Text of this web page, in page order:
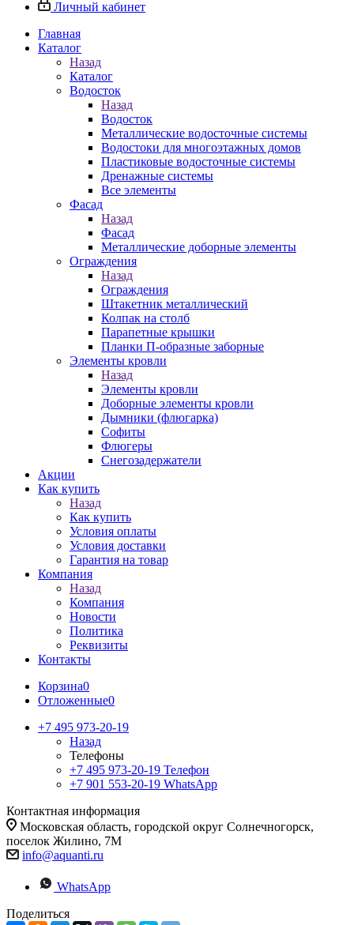
Личный кабинет
Главная
Каталог
Назад
Каталог
Водосток
Назад
Водосток
Металлические водосточные системы
Водостоки для многоэтажных домов
Пластиковые водосточные системы
Дренажные системы
Все элементы
Фасад
Назад
Фасад
Металлические доборные элементы
Ограждения
Назад
Ограждения
Штакетник металлический
Колпак на столб
Парапетные крышки
Планки П-образные заборные
Элементы кровли
Назад
Элементы кровли
Доборные элементы кровли
Дымники (флюгарка)
Софиты
Флюгеры
Снегозадержатели
Акции
Как купить
Назад
Как купить
Условия оплаты
Условия доставки
Гарантия на товар
Компания
Назад
Компания
Новости
Политика
Реквизиты
Контакты
Корзина0
Отложенные0
+7 495 973-20-19
Назад
Телефоны
+7 495 973-20-19 Телефон
+7 901 553-20-19 WhatsApp
Контактная информация
Московская область, городской округ Солнечногорск,
поселок Жилино, 7М
info@aquanti.ru
WhatsApp
Поделиться